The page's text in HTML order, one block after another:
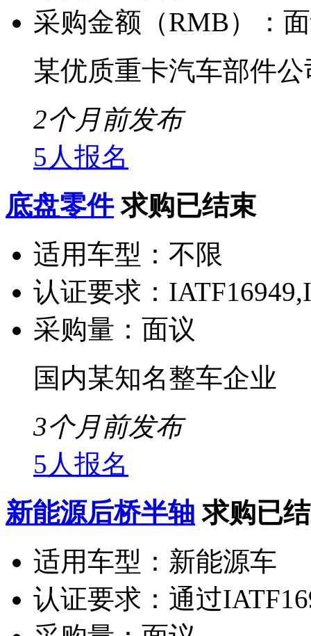
采购金额（RMB）：
某优质重卡汽车部件公
2个月前发布
5人报名
底盘零件 求购已结束
适用车型： 不限
认证要求：
采购量： 面议
国内某知名整车企业
3个月前发布
5人报名
新能源后桥半轴 求购已
适用车型： 新能源车
认证要求： 通过